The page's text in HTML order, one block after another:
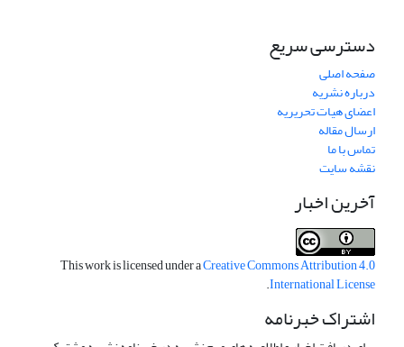
دسترسی سریع
صفحه اصلی
درباره نشریه
اعضای هیات تحریریه
ارسال مقاله
تماس با ما
نقشه سایت
آخرین اخبار
This work is licensed under aCreative Commons Attribution 4.0
International License
.
اشتراک خبرنامه